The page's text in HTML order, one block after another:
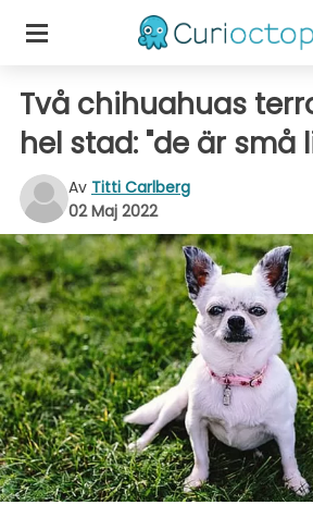
Två chihuahuas
hel stad: "de är små
Av Titti Carlberg
02 Maj 2022